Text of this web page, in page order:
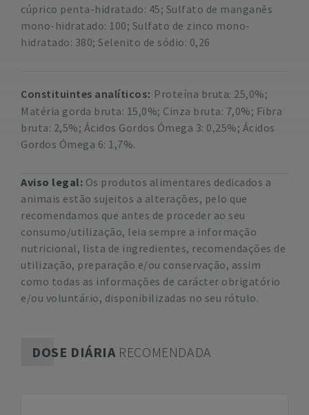
cúprico penta-hidratado: 45; Sulfato de manganês
mono-hidratado: 100; Sulfato de zinco mono-
hidratado: 380; Selenito de sódio: 0,26
Constituintes analíticos Proteína bruta: 25,0%;
Matéria gorda bruta: 15,0%; Cinza bruta: 7,0%; Fibra
bruta: 2,5%; Ácidos Gordos Ómega 3: 0,25%; Ácidos
Gordos Ómega 6: 1,7%.
Aviso legal: Os produtos alimentares dedicados a
animais estão sujeitos a alterações, pelo que
recomendamos que antes de proceder ao seu
consumo/utilização, leia sempre a informação
nutricional, lista de ingredientes, recomendações de
utilização, preparação e/ou conservação, assim
como todas as informações de carácter obrigatório
e/ou voluntário, disponibilizadas no seu rótulo.
DOSE DIÁRIARECOMENDADA